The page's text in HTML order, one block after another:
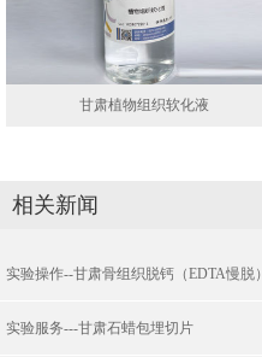
甘肃植物组织软化液
相关新闻
实验操作--甘肃骨组织脱钙（EDTA慢脱）
实验服务---甘肃石蜡包埋切片